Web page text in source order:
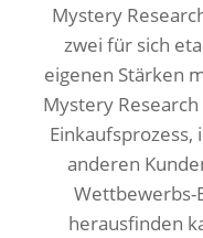
Mystery
zwei für sich
eigenen Stärken
Mystery
Einkaufsprozess,
anderen
Wettbewerbs-
herausfinden